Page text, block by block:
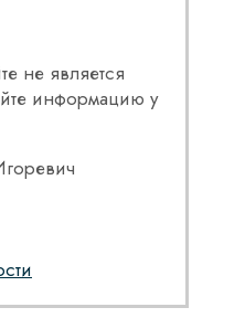
не является
информацию у